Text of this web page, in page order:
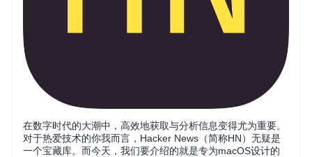
在数字时代的大潮中，高效地获取与分析信息变得尤为重要。
对于热爱技术的你我而言，Hacker News（简称HN）无疑是
一个宝藏库。而今天，我们要介绍的就是专为macOS设计的